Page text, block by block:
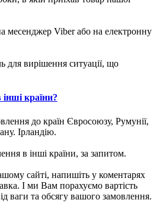
месенджер Viber або на електронну
для вирішення ситуації, що
країни?
до країн Євросоюзу, Румунії,
Ірландію.
в інші країни, за запитом.
сайті, напишіть у коментарях
І ми Вам порахуємо вартість
ваги та обсягу вашого замовлення.